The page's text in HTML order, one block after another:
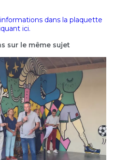
dans la plaquette
ici.
sur le même sujet